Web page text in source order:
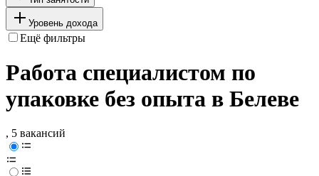
Уровень дохода
Ещё фильтры
Работа специалистом по
упаковке без опыта в Белеве
, 5 вакансий